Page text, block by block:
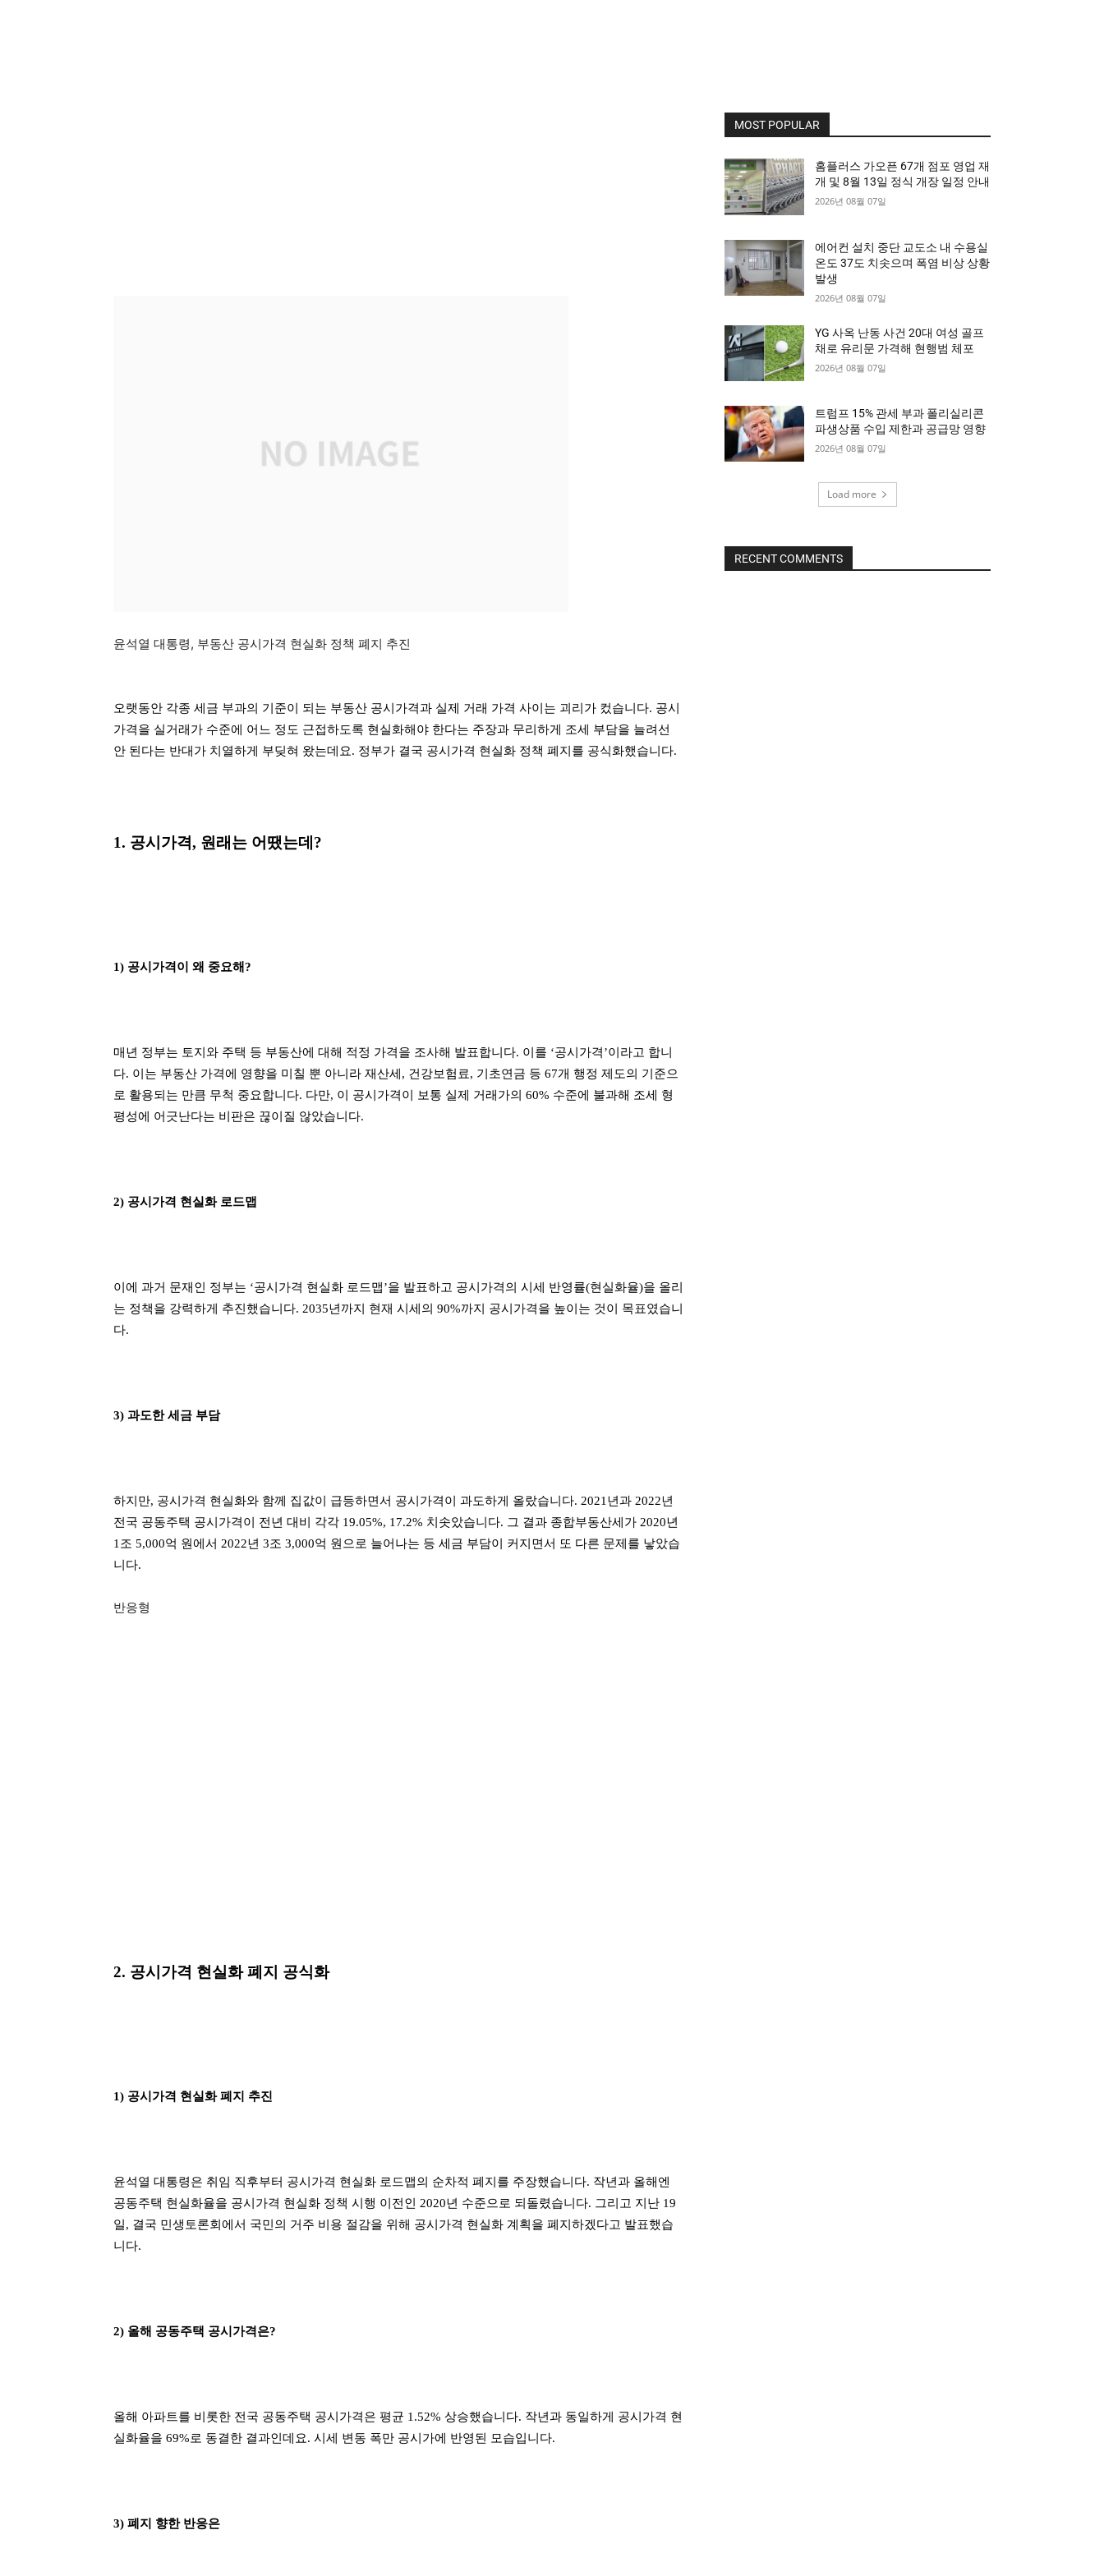
윤석열 대통령, 부동산 공시가격 현실화 정책 폐지 추진
오랫동안 각종 세금 부과의 기준이 되는 부동산 공시가격과 실제 거래 가격 사이는 괴리가 컸습니다. 공시
가격을 실거래가 수준에 어느 정도 근접하도록 현실화해야 한다는 주장과 무리하게 조세 부담을 늘려선
안 된다는 반대가 치열하게 부딪혀 왔는데요. 정부가 결국 공시가격 현실화 정책 폐지를 공식화했습니다.
1. 공시가격, 원래는 어땠는데?
1) 공시가격이 왜 중요해?
매년 정부는 토지와 주택 등 부동산에 대해 적정 가격을 조사해 발표합니다. 이를 ‘공시가격’이라고 합니
다. 이는 부동산 가격에 영향을 미칠 뿐 아니라 재산세, 건강보험료, 기초연금 등 67개 행정 제도의 기준으
로 활용되는 만큼 무척 중요합니다. 다만, 이 공시가격이 보통 실제 거래가의 60% 수준에 불과해 조세 형
평성에 어긋난다는 비판은 끊이질 않았습니다.
2) 공시가격 현실화 로드맵
이에 과거 문재인 정부는 ‘공시가격 현실화 로드맵’을 발표하고 공시가격의 시세 반영률(현실화율)을 올리
는 정책을 강력하게 추진했습니다. 2035년까지 현재 시세의 90%까지 공시가격을 높이는 것이 목표였습니
다.
3) 과도한 세금 부담
하지만, 공시가격 현실화와 함께 집값이 급등하면서 공시가격이 과도하게 올랐습니다. 2021년과 2022년
전국 공동주택 공시가격이 전년 대비 각각 19.05%, 17.2% 치솟았습니다. 그 결과 종합부동산세가 2020년
1조 5,000억 원에서 2022년 3조 3,000억 원으로 늘어나는 등 세금 부담이 커지면서 또 다른 문제를 낳았습
니다.
반응형
2. 공시가격 현실화 폐지 공식화
1) 공시가격 현실화 폐지 추진
윤석열 대통령은 취임 직후부터 공시가격 현실화 로드맵의 순차적 폐지를 주장했습니다. 작년과 올해엔
공동주택 현실화율을 공시가격 현실화 정책 시행 이전인 2020년 수준으로 되돌렸습니다. 그리고 지난 19
일, 결국 민생토론회에서 국민의 거주 비용 절감을 위해 공시가격 현실화 계획을 폐지하겠다고 발표했습
니다.
2) 올해 공동주택 공시가격은?
올해 아파트를 비롯한 전국 공동주택 공시가격은 평균 1.52% 상승했습니다. 작년과 동일하게 공시가격 현
실화율을 69%로 동결한 결과인데요. 시세 변동 폭만 공시가에 반영된 모습입니다.
3) 폐지 향한 반응은
MOST POPULAR
홈플러스 가오픈 67개 점포 영업 재
개 및 8월 13일 정식 개장 일정 안내
2026년 08월 07일
에어컨 설치 중단 교도소 내 수용실
온도 37도 치솟으며 폭염 비상 상황
발생
2026년 08월 07일
YG 사옥 난동 사건 20대 여성 골프
채로 유리문 가격해 현행범 체포
2026년 08월 07일
트럼프 15% 관세 부과 폴리실리콘
파생상품 수입 제한과 공급망 영향
2026년 08월 07일
Load more
RECENT COMMENTS